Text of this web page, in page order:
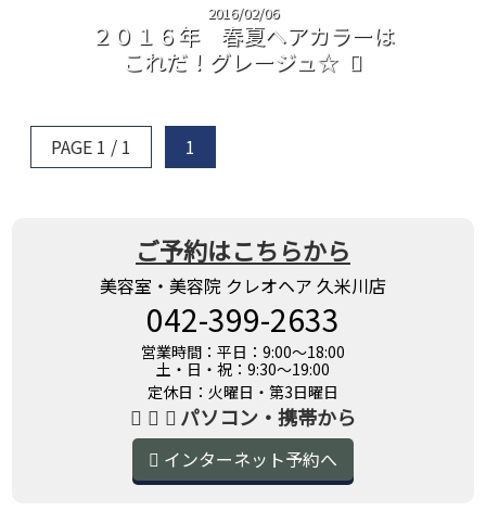
2016/02/06
２０１６年 春夏ヘアカラーは
これだ！グレージュ☆
PAGE 1 / 1 1
ご予約はこちらから
美容室・美容院 クレオヘア 久米川店
042-399-2633
営業時間：平日：9:00～18:00
土・日・祝：9:30～19:00
定休日：火曜日・第3日曜日
パソコン・携帯から
インターネット予約へ